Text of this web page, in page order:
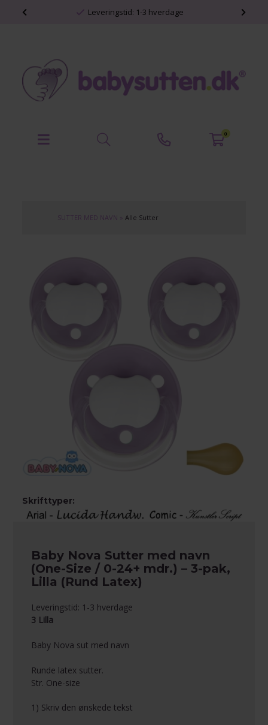
Leveringstid: 1-3 hverdage
0
SUTTER MED NAVN »Alle Sutter
Skrifttyper:
Baby Nova Sutter med navn
(One-Size / 0-24+ mdr.) – 3-pak,
Lilla (Rund Latex)
Leveringstid: 1-3 hverdage
3 Lilla
Baby Nova sut med navn
Runde latex sutter.
Str. One-size
1) Skriv den ønskede tekst